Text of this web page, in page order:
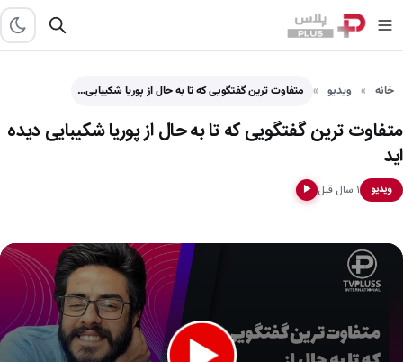
خانه ویدیو متفاوت ترین گفتگویی که تا به حال‌ از پوریا شکیبایی…
متفاوت ترین گفتگویی که تا به حال‌ از پوریا شکیبایی دیده
اید
ویدیو ۱ سال قبل ▶